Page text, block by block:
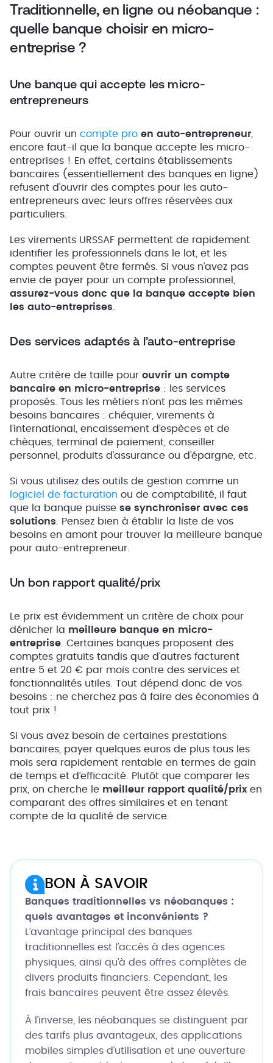
Traditionnelle, en ligne ou néobanque :
quelle banque choisir en micro-
entreprise ?
Une banque qui accepte les micro-
entrepreneurs
Pour ouvrir un compte pro en auto-entrepreneur
encore faut-il que la banque accepte les micro-
entreprises ! En effet, certains établissements
bancaires (essentiellement des banques en ligne)
refusent d’ouvrir des comptes pour les auto-
entrepreneurs avec leurs offres réservées aux
particuliers.
Les virements URSSAF permettent de rapidement
identifier les professionnels dans le lot, et les
comptes peuvent être fermés. Si vous n’avez pas
envie de payer pour un compte professionnel,
assurez-vous donc que la banque accepte bien
les auto-entreprises
Des services adaptés à l’auto-entreprise
Autre critère de taille pour ouvrir un compte
bancaire en micro-entreprise : les services
proposés. Tous les métiers n’ont pas les mêmes
besoins bancaires : chéquier, virements à
l’international, encaissement d’espèces et de
chèques, terminal de paiement, conseiller
personnel, produits d’assurance ou d’épargne, etc.
Si vous utilisez des outils de gestion comme un
logiciel de facturation ou de comptabilité, il faut
que la banque puisse se synchroniser avec ces
solutions . Pensez bien à établir la liste de vos
besoins en amont pour trouver la meilleure banque
pour auto-entrepreneur.
Un bon rapport qualité/prix
Le prix est évidemment un critère de choix pour
dénicher la meilleure banque en micro-
entreprise . Certaines banques proposent des
comptes gratuits tandis que d’autres facturent
entre 5 et 20 € par mois contre des services et
fonctionnalités utiles. Tout dépend donc de vos
besoins : ne cherchez pas à faire des économies à
tout prix !
Si vous avez besoin de certaines prestations
bancaires, payer quelques euros de plus tous les
mois sera rapidement rentable en termes de gain
de temps et d’efficacité. Plutôt que comparer les
prix, on cherche le meilleur rapport qualité/prix en
comparant des offres similaires et en tenant
compte de la qualité de service.
BON À SAVOIR
Banques traditionnelles vs néobanques :
quels avantages et inconvénients ?
L’avantage principal des banques
traditionnelles est l’accès à des agences
physiques, ainsi qu’à des offres complètes de
divers produits financiers. Cependant, les
frais bancaires peuvent être assez élevés.
À l’inverse, les néobanques se distinguent par
des tarifs plus avantageux, des applications
mobiles simples d’utilisation et une ouverture